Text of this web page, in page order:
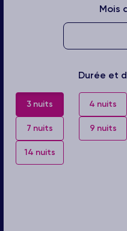
Mois
Durée et
3 nuits 4 nuits
7 nuits 9 nuits
14 nuits